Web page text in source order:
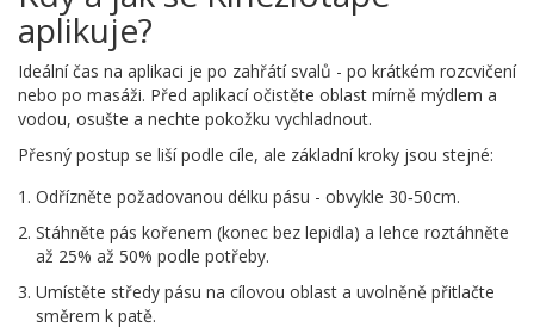
aplikuje?
Ideální čas na aplikaci je po zahřátí svalů - po krátkém rozcvičení
nebo po masáži. Před aplikací očistěte oblast mírně mýdlem a
vodou, osušte a nechte pokožku vychladnout.
Přesný postup se liší podle cíle, ale základní kroky jsou stejné:
Odřízněte požadovanou délku pásu - obvykle 30‑50cm.
Stáhněte pás kořenem (konec bez lepidla) a lehce roztáhněte
až 25% až 50% podle potřeby.
Umístěte středy pásu na cílovou oblast a uvolněně přitlačte
směrem k patě.